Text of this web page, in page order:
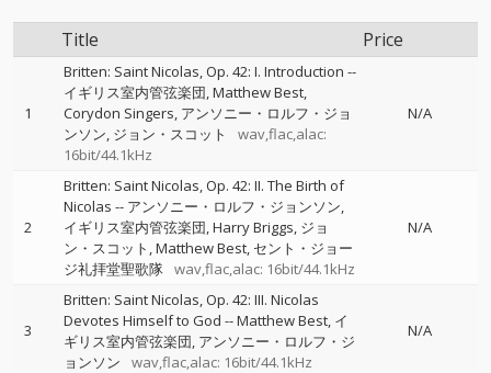
Title Price
1
Britten: Saint Nicolas, Op. 42: I. Introduction --
イギリス室内管弦楽団 Matthew Best
Corydon Singers アンソニー・ロルフ・ジョ
ンソン ジョン・スコット
wav,flac,alac:
16bit/44.1kHz
N/A
2
Britten: Saint Nicolas, Op. 42: II. The Birth of
Nicolas -- アンソニー・ロルフ・ジョンソン
イギリス室内管弦楽団 Harry Briggs ジョ
ン・スコット Matthew Best セント・ジョー
ジ礼拝堂聖歌隊 wav,flac,alac: 16bit/44.1kHz
N/A
3
Britten: Saint Nicolas, Op. 42: III. Nicolas
Devotes Himself to God --Matthew Best イ
ギリス室内管弦楽団 アンソニー・ロルフ・ジ
ョンソン
wav,flac,alac: 16bit/44.1kHz
N/A